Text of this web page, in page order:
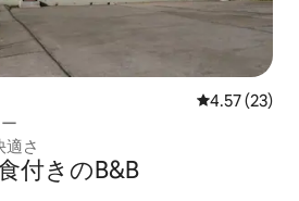
レビュー23
4.57 (23)
適さ
付きのB&B